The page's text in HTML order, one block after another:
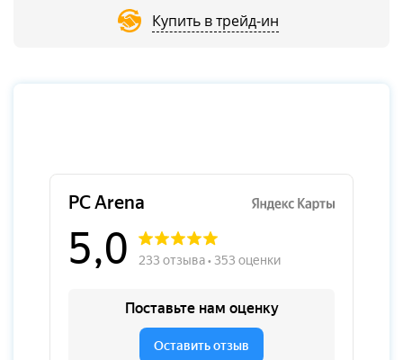
Купить в трейд-ин